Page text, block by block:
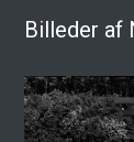
Billeder af